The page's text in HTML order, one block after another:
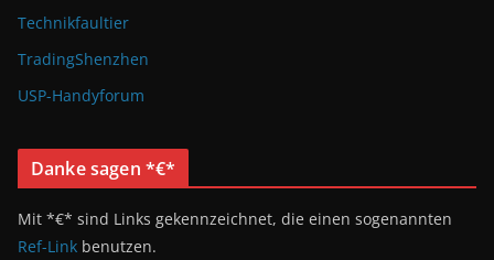
Technikfaultier
TradingShenzhen
USP-Handyforum
Danke sagen *€*
Mit *€* sind Links gekennzeichnet, die einen sogenannten
Ref-Link benutzen.